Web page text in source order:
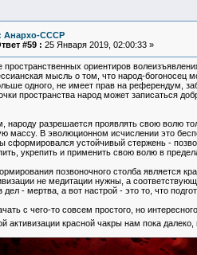
Анархо-СССР
#59 : 25 Января 2019, 02:00:33 »
ориентиров
мысль о том, что народ-богоносец
одного, не имеет прав на референдум,
пространства народ может записаться
народу разрешается проявлять свою волю
массу. В эволюционном исчислении это
сформировался устойчивый стержень -
укрепить и применить свою волю в
позвоночного столба является
не медитации нужны, а
дел - мертва, а вот настрой - это то, что
с чего-то совсем простого, но
активизации красной чакры нам пока